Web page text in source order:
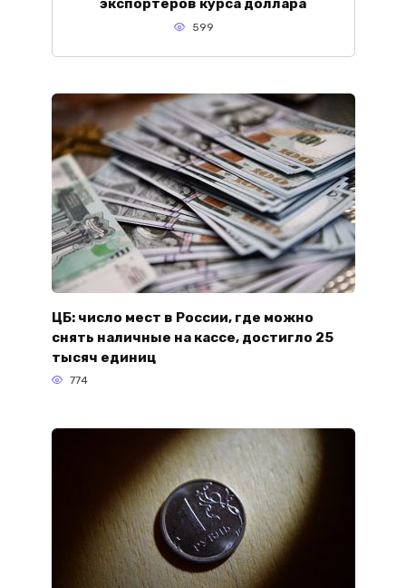
экспортеров курса доллара
599
ЦБ: число мест в России, где можно
снять наличные на кассе, достигло 25
тысяч единиц
774